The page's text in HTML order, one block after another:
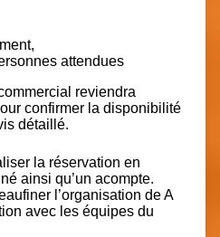
attendues
reviendra
confirmer la disponibilité
détaillé.
la réservation en
ainsi qu’un acompte.
l’organisation de A
avec les équipes du